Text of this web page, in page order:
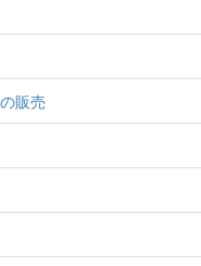
販売